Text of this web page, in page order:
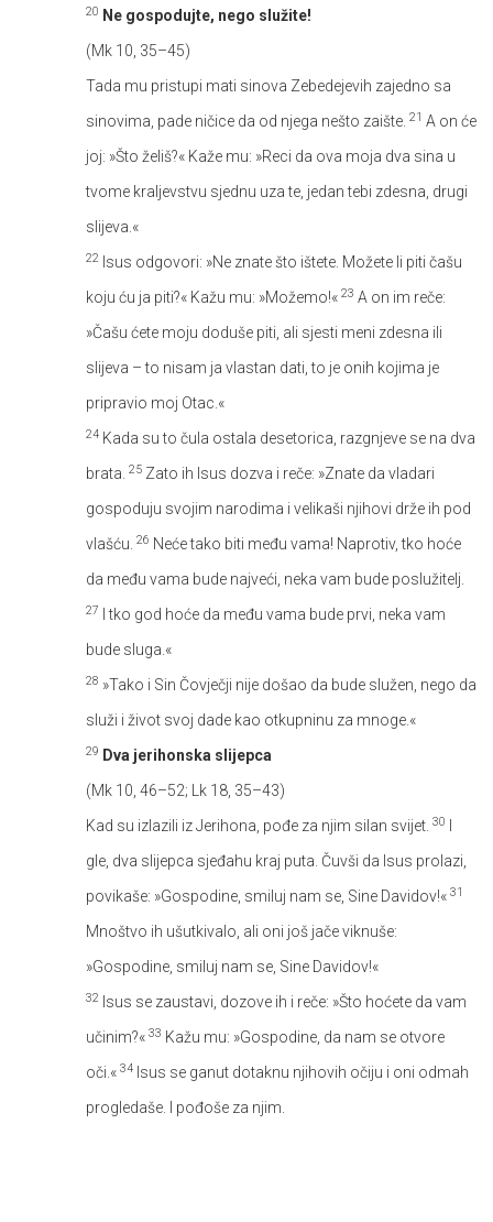
20 Ne gospodujte, nego služite!
(Mk 10, 35–45)
Tada mu pristupi mati sinova Zebedejevih zajedno sa
sinovima, pade ničice da od njega nešto zaište. 21 A on će
joj: »Što želiš?« Kaže mu: »Reci da ova moja dva sina u
tvome kraljevstvu sjednu uza te, jedan tebi zdesna, drugi
slijeva.«
22
Isus odgovori: »Ne znate što ištete. Možete li piti čašu
koju ću ja piti?« Kažu mu: »Možemo!« 23 A on im reče:
»Čašu ćete moju doduše piti, ali sjesti meni zdesna ili
slijeva – to nisam ja vlastan dati, to je onih kojima je
pripravio moj Otac.«
24 Kada su to čula ostala desetorica, razgnjeve se na dva
brata. 25 Zato ih Isus dozva i reče: »Znate da vladari
gospoduju svojim narodima i velikaši njihovi drže ih pod
vlašću. 26 Neće tako biti među vama! Naprotiv, tko hoće
da među vama bude najveći, neka vam bude poslužitelj.
27
I tko god hoće da među vama bude prvi, neka vam
bude sluga.«
28 »Tako i Sin Čovječji nije došao da bude služen, nego da
služi i život svoj dade kao otkupninu za mnoge.«
29 Dva jerihonska slijepca
(Mk 10, 46–52; Lk 18, 35–43)
Kad su izlazili iz Jerihona, pođe za njim silan svijet. 30
gle, dva slijepca sjeđahu kraj puta. Čuvši da Isus prolazi,
povikaše: »Gospodine, smiluj nam se, Sine Davidov!« 31
Mnoštvo ih ušutkivalo, ali oni još jače viknuše:
»Gospodine, smiluj nam se, Sine Davidov!«
32
Isus se zaustavi, dozove ih i reče: »Što hoćete da vam
učinim?« 33 Kažu mu: »Gospodine, da nam se otvore
oči.« 34 Isus se ganut dotaknu njihovih očiju i oni odmah
progledaše. I pođoše za njim.